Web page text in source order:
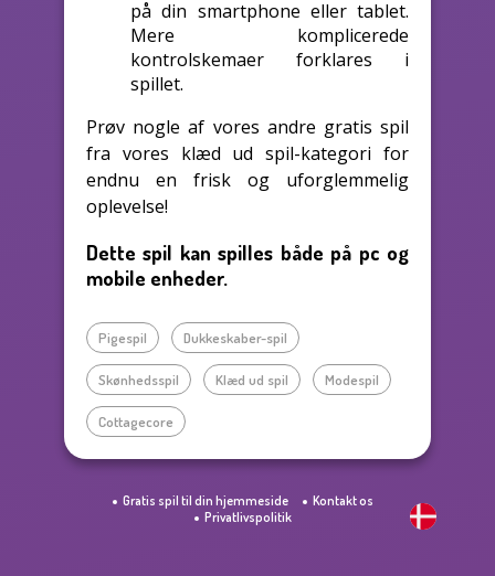
på din smartphone eller tablet.
Mere komplicerede
kontrolskemaer forklares i
spillet.
Prøv nogle af vores andre gratis spil
fra vores klæd ud spil-kategori for
endnu en frisk og uforglemmelig
oplevelse!
Dette spil kan spilles både på pc og
mobile enheder.
Pigespil Dukkeskaber-spil
Skønhedsspil Klæd ud spil Modespil
Cottagecore
Gratis spil til din hjemmeside
Kontakt os
Privatlivspolitik